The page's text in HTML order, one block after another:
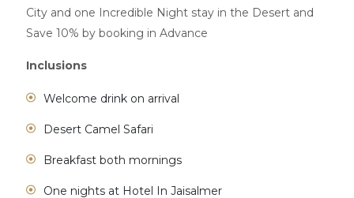
City and one Incredible Night stay in the Desert and
Save 10% by booking in Advance
Inclusions
Welcome drink on arrival
Desert Camel Safari
Breakfast both mornings
One nights at Hotel In Jaisalmer